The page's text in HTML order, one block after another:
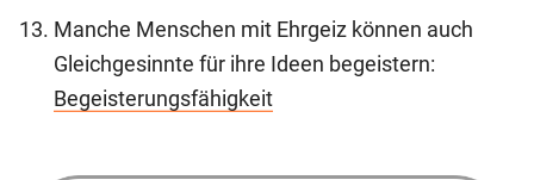
Manche Menschen mit Ehrgeiz können auch
Gleichgesinnte für ihre Ideen begeistern:
Begeisterungsfähigkeit